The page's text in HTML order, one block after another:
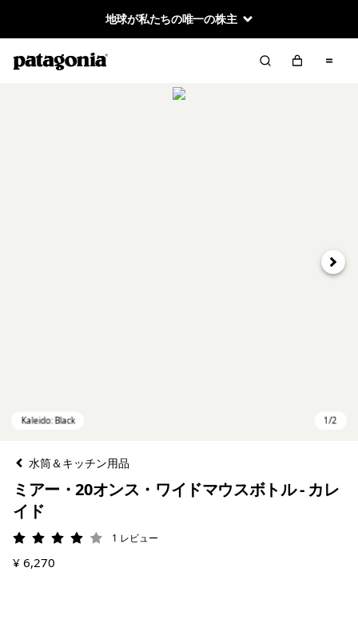
地球が私たちの唯一の株主
次へ
水筒＆キッチン用品
ミアー・20オンス・ワイドマウスボトル - カレ
イド
評価: 4 / 5 1 レビュー
¥ 6,270